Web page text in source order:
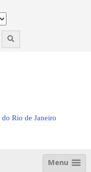
Rio de Janeiro
Menu